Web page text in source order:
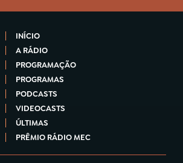
INÍCIO
A RÁDIO
PROGRAMAÇÃO
PROGRAMAS
PODCASTS
VIDEOCASTS
ÚLTIMAS
PRÊMIO RÁDIO MEC